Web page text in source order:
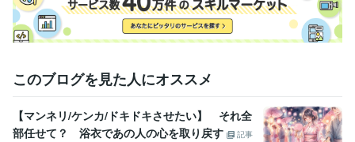
このブログを見た人にオススメ
【マンネリ/ケンカ/ドキドキさせたい】 それ全
部任せて？ 浴衣であの人の心を取り戻す
記事